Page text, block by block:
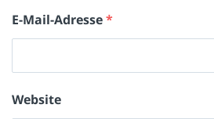
E-Mail-Adresse*
Website